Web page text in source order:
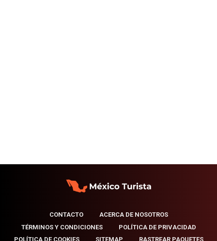
CONTACTO
ACERCA DE NOSOTROS
TÉRMINOS Y CONDICIONES
POLÍTICA DE PRIVACIDAD
POLÍTICA DE COOKIES
SITEMAP RASTREAR PAQUETES